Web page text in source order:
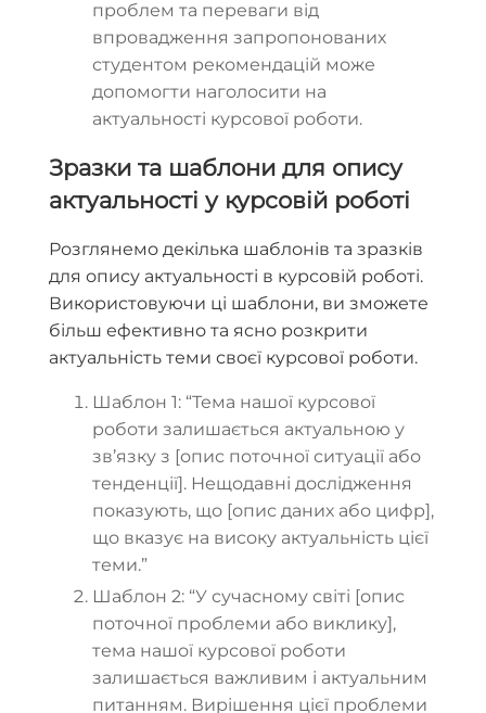
проблем та переваги від
впровадження запропонованих
студентом рекомендацій може
допомогти наголосити на
актуальності курсової роботи.
Зразки та шаблони для опису
актуальності у курсовій роботі
Розглянемо декілька шаблонів та зразків
для опису актуальності в курсовій роботі.
Використовуючи ці шаблони, ви зможете
більш ефективно та ясно розкрити
актуальність теми своєї курсової роботи.
Шаблон 1: “Тема нашої курсової
роботи залишається актуальною у
зв’язку з [опис поточної ситуації або
тенденції]. Нещодавні дослідження
показують, що [опис даних або цифр],
що вказує на високу актуальність цієї
теми.”
Шаблон 2: “У сучасному світі [опис
поточної проблеми або виклику],
тема нашої курсової роботи
залишається важливим і актуальним
питанням. Вирішення цієї проблеми